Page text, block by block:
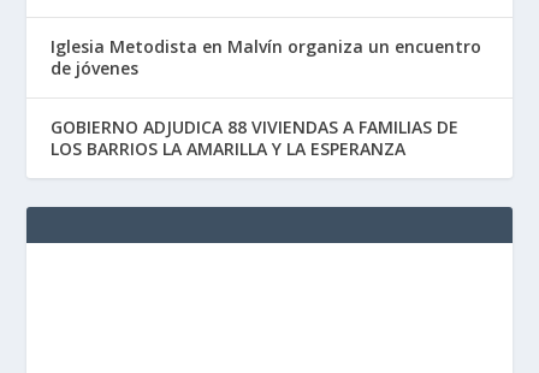
Iglesia Metodista en Malvín organiza un encuentro
de jóvenes
GOBIERNO ADJUDICA 88 VIVIENDAS A FAMILIAS DE
LOS BARRIOS LA AMARILLA Y LA ESPERANZA